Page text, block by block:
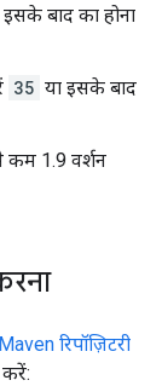
इसके बाद का होना
35 या इसके बाद
1.9 वर्शन
रिपॉज़िटरी